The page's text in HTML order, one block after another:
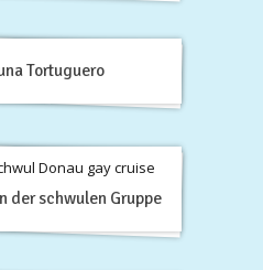
Tortuguero
der schwulen Gruppe